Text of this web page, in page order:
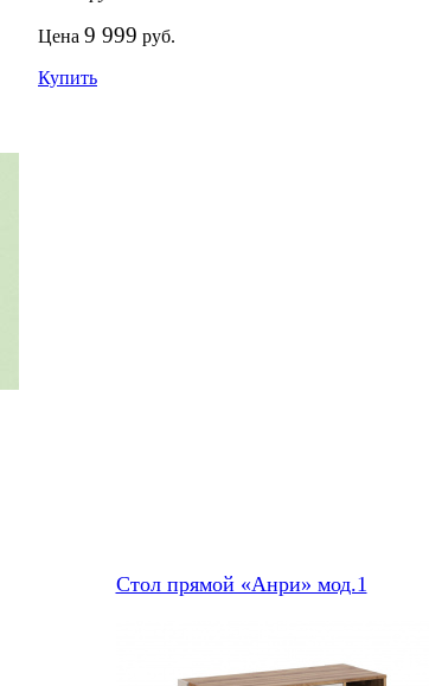
Цена 9 999 руб.
Купить
Стол прямой «Анри» мод.1